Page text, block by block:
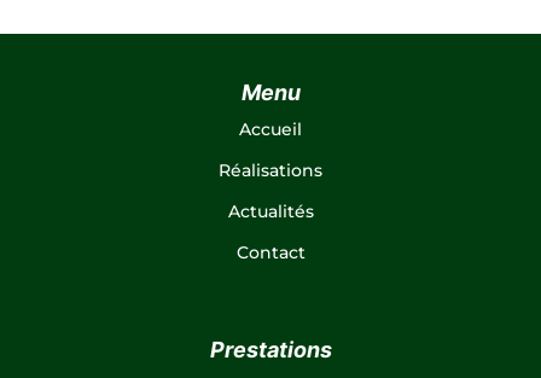
Menu
Accueil
Réalisations
Actualités
Contact
Prestations